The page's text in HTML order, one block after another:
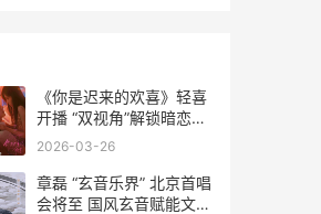
《你是迟来的欢喜》轻喜
开播 “双视角”解锁暗恋心
事上演春日纯暧
2026-03-26
章磊 “玄音乐界” 北京首唱
会将至 国风玄音赋能文化